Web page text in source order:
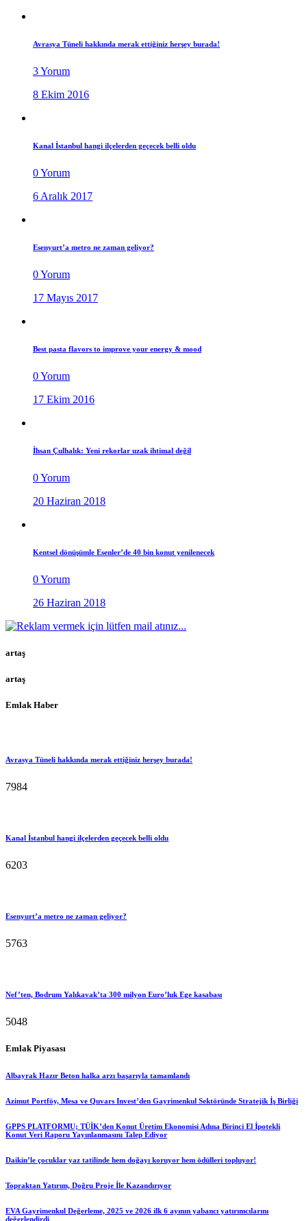
Avrasya Tüneli hakkında merak ettiğiniz herşey burada!
3 Yorum
8 Ekim 2016
Kanal İstanbul hangi ilçelerden geçecek belli oldu
0 Yorum
6 Aralık 2017
Esenyurt’a metro ne zaman geliyor?
0 Yorum
17 Mayıs 2017
Best pasta flavors to improve your energy & mood
0 Yorum
17 Ekim 2016
İhsan Çulhalık: Yeni rekorlar uzak ihtimal değil
0 Yorum
20 Haziran 2018
Kentsel dönüşümle Esenler’de 40 bin konut yenilenecek
0 Yorum
26 Haziran 2018
artaş
artaş
Emlak Haber
Avrasya Tüneli hakkında merak ettiğiniz herşey burada!
7984
Kanal İstanbul hangi ilçelerden geçecek belli oldu
6203
Esenyurt’a metro ne zaman geliyor?
5763
Nef’ten, Bodrum Yalıkavak’ta 300 milyon Euro’luk Ege kasabası
5048
Emlak Piyasası
Albayrak Hazır Beton halka arzı başarıyla tamamlandı
Azimut Portföy, Mesa ve Quvars Invest’den Gayrimenkul Sektöründe Stratejik İş Birliği
GPPS PLATFORMU; TÜİK’den Konut Üretim Ekonomisi Adına Birinci El İpotekli
Konut Veri Raporu Yayınlanmasını Talep Ediyor
Daikin’le çocuklar yaz tatilinde hem doğayı koruyor hem ödülleri topluyor!
Topraktan Yatırım, Doğru Proje İle Kazandırıyor
EVA Gayrimenkul Değerleme, 2025 ve 2026 ilk 6 ayının yabancı yatırımcılarını
değerlendirdi